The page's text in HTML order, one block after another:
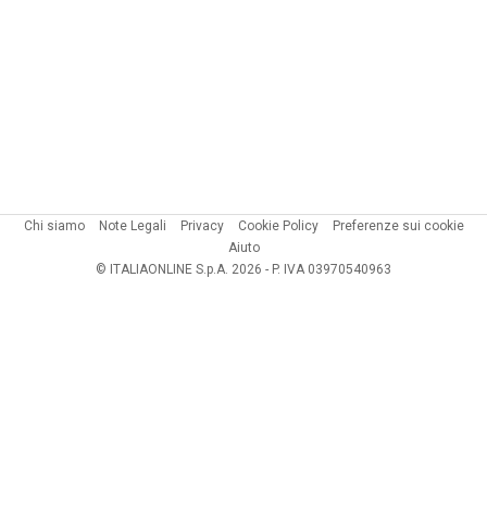
Chi siamo Note Legali Privacy Cookie Policy
Preferenze sui cookie
Aiuto
© ITALIAONLINE S.p.A. 2026 - P. IVA 03970540963